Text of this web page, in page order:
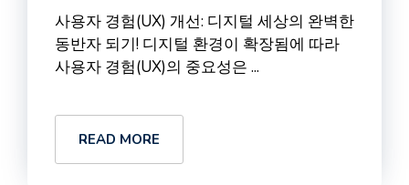
사용자 경험(UX) 개선: 디지털 세상의 완벽한
동반자 되기! 디지털 환경이 확장됨에 따라
사용자 경험(UX)의 중요성은 ...
READ MORE